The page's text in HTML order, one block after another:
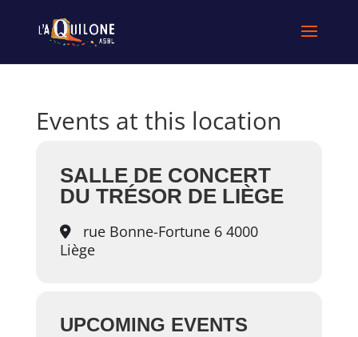
Events at this location
SALLE DE CONCERT
DU TRÉSOR DE LIÈGE
rue Bonne-Fortune 6 4000
Liège
UPCOMING EVENTS